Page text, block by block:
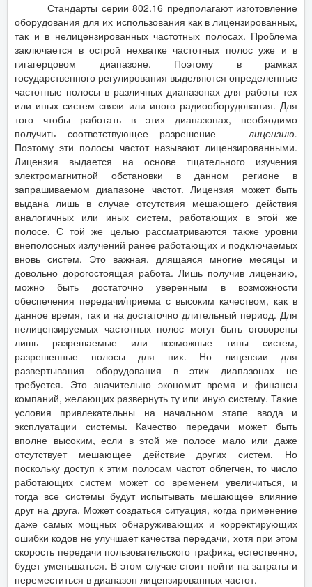
Стандарты серии 802.16 предполагают изготовление
оборудования для их использования как в лицензированных,
так и в нелицензированных частотных полосах. Проблема
заключается в острой нехватке частотных полос уже и в
гигагерцовом диапазоне. Поэтому в рамках
государственного регулирования выделяются определенные
частотные полосы в различных диапазонах для работы тех
или иных систем связи или иного радиооборудования. Для
того чтобы работать в этих диапазонах, необходимо
получить соответствующее разрешение —лицензию.
Поэтому эти полосы частот называют лицензированными.
Лицензия выдается на основе тщательного изучения
электромагнитной обстановки в данном регионе в
запрашиваемом диапазоне частот. Лицензия может быть
выдана лишь в случае отсутствия мешающего действия
аналогичных или иных систем, работающих в этой же
полосе. С той же целью рассматриваются также уровни
внеполосных излучений ранее работающих и подключаемых
вновь систем. Это важная, длящаяся многие месяцы и
довольно дорогостоящая работа. Лишь получив лицензию,
можно быть достаточно уверенным в возможности
обеспечения передачи/приема с высоким качеством, как в
данное время, так и на достаточно длительный период. Для
нелицензируемых частотных полос могут быть оговорены
лишь разрешаемые или возможные типы систем,
разрешенные полосы для них. Но лицензии для
развертывания оборудования в этих диапазонах не
требуется. Это значительно экономит время и финансы
компаний, желающих развернуть ту или иную систему. Такие
условия привлекательны на начальном этапе ввода и
эксплуатации системы. Качество передачи может быть
вполне высоким, если в этой же полосе мало или даже
отсутствует мешающее действие других систем. Но
поскольку доступ к этим полосам частот облегчен, то число
работающих систем может со временем увеличиться, и
тогда все системы будут испытывать мешающее влияние
друг на друга. Может создаться ситуация, когда применение
даже самых мощных обнаруживающих и корректирующих
ошибки кодов не улучшает качества передачи, хотя при этом
скорость передачи пользовательского трафика, естественно,
будет уменьшаться. В этом случае стоит пойти на затраты и
переместиться в диапазон лицензированных частот.